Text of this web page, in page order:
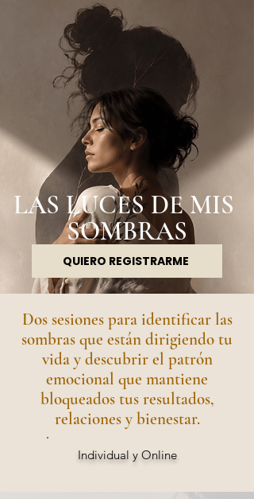
LAS LUCES DE MIS
SOMBRAS
QUIERO REGISTRARME
Dos sesiones para identificar las
sombras que están dirigiendo tu
vida y descubrir el patrón
emocional que mantiene
bloqueados tus resultados,
relaciones y bienestar.
Individual y Online